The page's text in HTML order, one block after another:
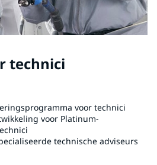
technici
voor technici
voor Platinum-
technische adviseurs